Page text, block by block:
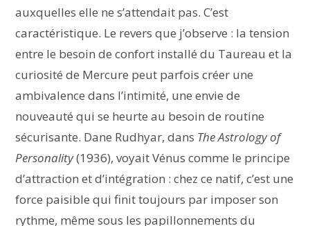
auxquelles elle ne s’attendait pas. C’est
caractéristique. Le revers que j’observe : la tension
entre le besoin de confort installé du Taureau et la
curiosité de Mercure peut parfois créer une
ambivalence dans l’intimité, une envie de
nouveauté qui se heurte au besoin de routine
sécurisante. Dane Rudhyar, dans The Astrology of
Personality(1936), voyait Vénus comme le principe
d’attraction et d’intégration : chez ce natif, c’est une
force paisible qui finit toujours par imposer son
rythme, même sous les papillonnements du